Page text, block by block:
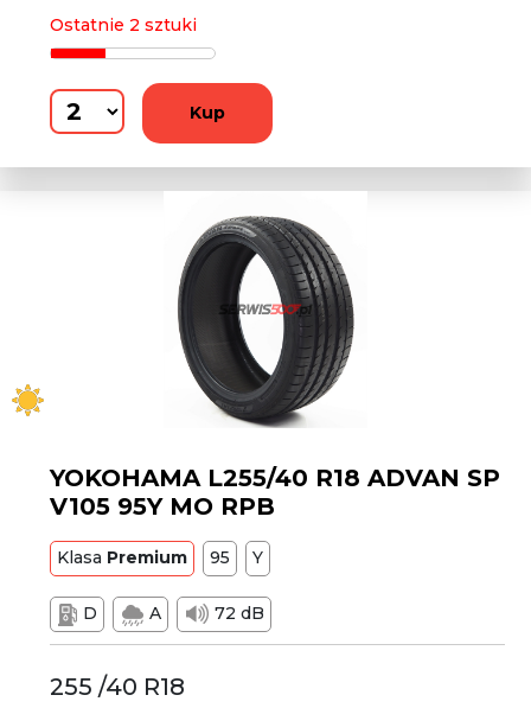
Ostatnie 2 sztuki
Kup
YOKOHAMA L255/40 R18 ADVAN SP
V105 95Y MO RPB
Klasa Premium 95 Y
D A 72 dB
255 /40 R18